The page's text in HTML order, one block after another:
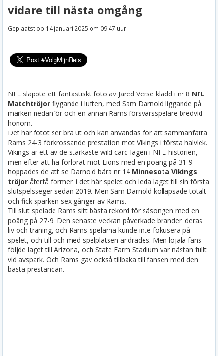
vidare till nästa omgång
Geplaatst op 14 januari 2025 om 09:47 uur
NFL släppte ett fantastiskt foto av Jared Verse klädd i nr 8 NFL
Matchtröjor flygande i luften, med Sam Darnold liggande på
marken nedanför och en annan Rams försvarsspelare bredvid
honom.
Det här fotot ser bra ut och kan användas för att sammanfatta
Rams 24-3 förkrossande prestation mot Vikings i första halvlek.
Vikings är ett av de starkaste wild card-lagen i NFL-historien,
men efter att ha förlorat mot Lions med en poäng på 31-9
hoppades de att se Darnold bära nr 14 Minnesota Vikings
tröjor återfå formen i det här spelet och leda laget till sin första
slutspelsseger sedan 2019. Men Sam Darnold kollapsade totalt
och fick sparken sex gånger av Rams.
Till slut spelade Rams sitt bästa rekord för säsongen med en
poäng på 27-9. Den senaste veckan påverkade branden deras
liv och träning, och Rams-spelarna kunde inte fokusera på
spelet, och till och med spelplatsen ändrades. Men lojala fans
följde laget till Arizona, och State Farm Stadium var nästan fullt
vid avspark. Och Rams gav också tillbaka till fansen med den
bästa prestandan.